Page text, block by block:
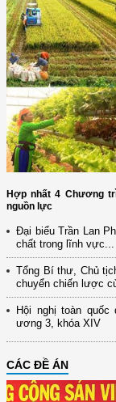
Hợp nhất 4 Chương
nguồn lực
Đại biểu Trần Lan
chất trong lĩnh vực...
Tổng Bí thư, Chủ
chuyển chiến lược
Hội nghị toàn quốc
ương 3, khóa XIV
CÁC ĐỀ ÁN